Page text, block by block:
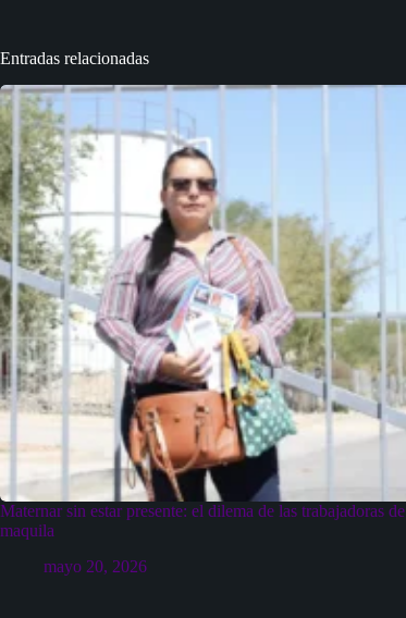
Entradas relacionadas
Maternar sin estar presente: el dilema de las trabajadoras de
maquila
mayo 20, 2026